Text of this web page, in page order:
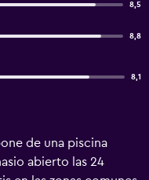
8,5
8,8
8,1
de una piscina
abierto las 24